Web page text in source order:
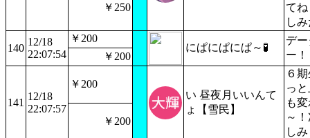
て
し
￥250
140
12/18
22:07:54
￥200
にぱにぱにぱ～🧪
デ
ー！
￥200
141
12/18
22:07:57
￥200
い 昼夜月いいんて
ょ【雪民】
６
っ
も
～
し
￥200